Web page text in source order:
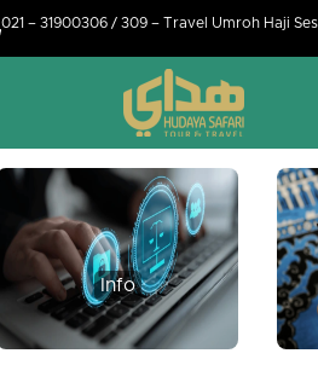
021 – 31900306 / 309 – Travel Umroh Haji
Info